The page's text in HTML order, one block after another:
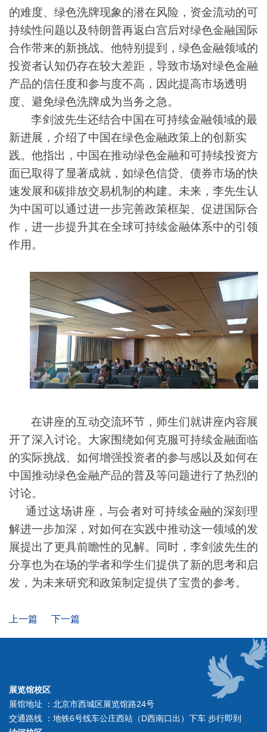
的难度、绿色洗牌现象的潜在风险，资金流动的可
持续性问题以及特朗普再返白宫后对绿色金融国际
合作带来的新挑战。 他特别提到，绿色金融领域的
投资者认知仍存在较大差距，导致市场对绿色金融
产品的信任度和参与度不高，因此提高市场透明
度、避免绿色洗牌成为当务之急。
李剑波先生还结合中国在可持续金融领域的最
新进展，介绍了中国在绿色金融政策上的创新实
践。他指出，中国在推动绿色金融和可持续投资方
面已取得了显著成就，如绿色信贷、 债券市场的快
速发展和碳排放交易机制的构建。未来，李先生认
为中国可以通过进一步完善政策框架、促进国际合
作，进一步提升其在全球可持续金融体系中的引领
作用。
在讲座的互动交流环节， 师生们就讲座内容展
开了深入讨论。大家围绕如何克服可持续金融面临
的实际挑战、如何增强投资者的参与感以及如何在
中国推动绿色金融产品的普及等问题进行了热烈的
讨论。
通过这场讲座，与会者对可持续金融的深刻理
解进一步加深，对如何在实践中推动这一领域的发
展提出了更具前瞻性的见解。同时，李剑波先生的
分享也为在场的学者和学生们提供了新的思考和启
发，为未来研究和政策制定提供了宝贵的参考。
上一篇 下一篇
展览馆校区
展馆地址 ：北京市西城区展览馆路24号
交通路线 ：地铁6号线车公庄西站（D西南口出）下车 步行即到